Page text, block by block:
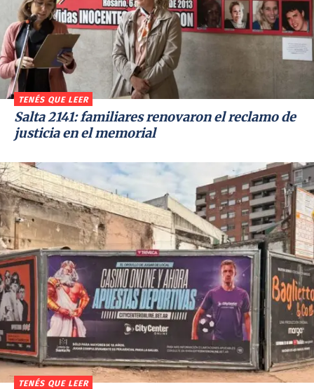
TENÉS QUE LEER
Salta 2141: familiares renovaron el reclamo de
justicia en el memorial
TENÉS QUE LEER